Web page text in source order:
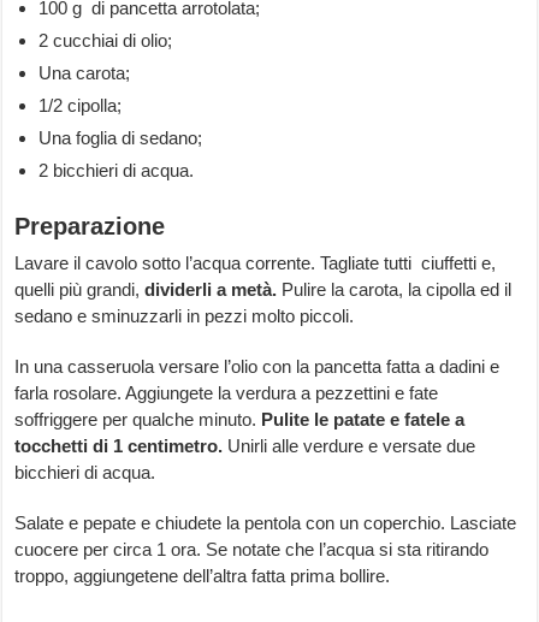
100 g di pancetta arrotolata;
2 cucchiai di olio;
Una carota;
1/2 cipolla;
Una foglia di sedano;
2 bicchieri di acqua.
Preparazione
Lavare il cavolo sotto l’acqua corrente. Tagliate tutti ciuffetti e,
quelli più grandi, dividerli a metà. Pulire la carota, la cipolla ed il
sedano e sminuzzarli in pezzi molto piccoli.
In una casseruola versare l’olio con la pancetta fatta a dadini e
farla rosolare. Aggiungete la verdura a pezzettini e fate
soffriggere per qualche minuto. Pulite le patate e fatele a
tocchetti di 1 centimetro. Unirli alle verdure e versate due
bicchieri di acqua.
Salate e pepate e chiudete la pentola con un coperchio. Lasciate
cuocere per circa 1 ora. Se notate che l’acqua si sta ritirando
troppo, aggiungetene dell’altra fatta prima bollire.